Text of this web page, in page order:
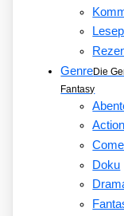
GenreDie
Fantasy
Action
Doku